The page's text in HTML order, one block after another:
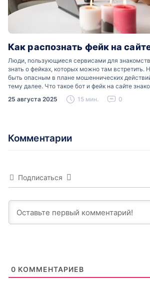
Как распознать фейк на
Люди, пользующиеся сервисами для
знать о фейках, которых можно там встретить.
быть опасным в плане мошеннических
тему далее. Что такое бот и фейк на сайте
время можно встретить свою…
25 августа 2025 15 мин. 0
Комментарии
Подписаться
0 КОММЕНТАРИЕВ